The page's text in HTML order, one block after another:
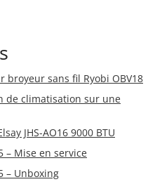
sans fil Ryobi OBV18
de climatisation sur une
JHS-AO16 9000 BTU
– Mise en service
– Unboxing